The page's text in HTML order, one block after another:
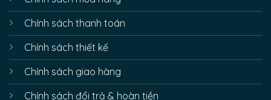
Chính sách thanh toán
Chính sách thiết kế
Chính sách giao hàng
Chính sách đổi trả & hoàn tiền